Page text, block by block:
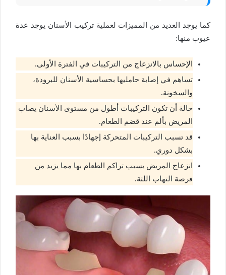
كما يوجد العديد من المميزات لعملية تركيب الأسنان يوجد عدة
عيوب منها:
الإحساس بالانزعاج من التركيبات في الفترة الأولى.
تساهم في إصابة حامليها بحساسية الأسنان للبرودة،
والسخونة.
حالة أن تكون التركيبات أطول من مستوى الأسنان يصاب
المريض بألم عند قضم الطعام.
قد تسبب التركيبات المتحركة إجهادًا بسبب العناية بها
بشكل دوري.
انزعاج المريض بسبب تراكم الطعام بها مما يزيد من
فرصة التهاب اللثة.